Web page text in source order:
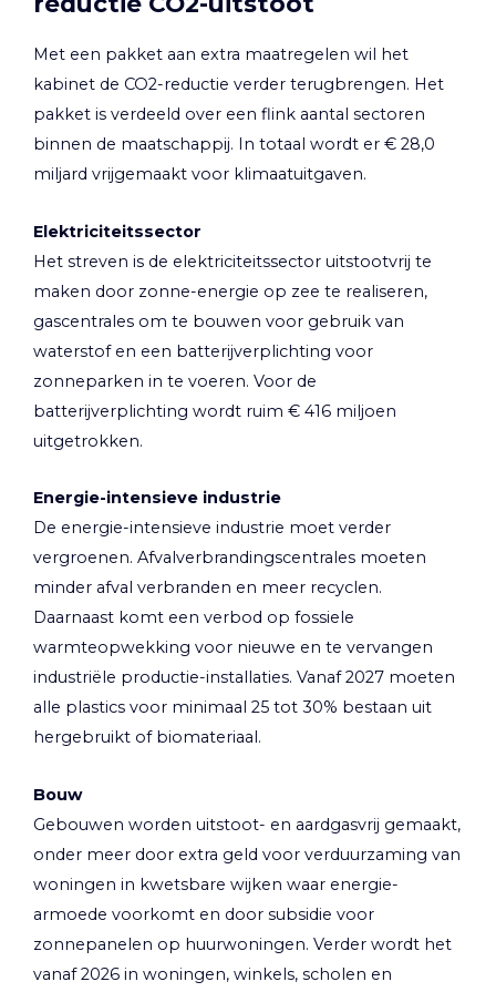
Met een pakket aan extra maatregelen wil het
kabinet de CO2-reductie verder terugbrengen. Het
pakket is verdeeld over een flink aantal sectoren
binnen de maatschappij. In totaal wordt er € 28,0
miljard vrijgemaakt voor klimaatuitgaven.
Elektriciteitssector
Het streven is de elektriciteitssector uitstootvrij te
maken door zonne-energie op zee te realiseren,
gascentrales om te bouwen voor gebruik van
waterstof en een batterijverplichting voor
zonneparken in te voeren. Voor de
batterijverplichting wordt ruim € 416 miljoen
uitgetrokken.
Energie-intensieve industrie
De energie-intensieve industrie moet verder
vergroenen. Afvalverbrandingscentrales moeten
minder afval verbranden en meer recyclen.
Daarnaast komt een verbod op fossiele
warmteopwekking voor nieuwe en te vervangen
industriële productie-installaties. Vanaf 2027 moeten
alle plastics voor minimaal 25 tot 30% bestaan uit
hergebruikt of biomateriaal.
Bouw
Gebouwen worden uitstoot- en aardgasvrij gemaakt,
onder meer door extra geld voor verduurzaming van
woningen in kwetsbare wijken waar energie-
armoede voorkomt en door subsidie voor
zonnepanelen op huurwoningen. Verder wordt het
vanaf 2026 in woningen, winkels, scholen en